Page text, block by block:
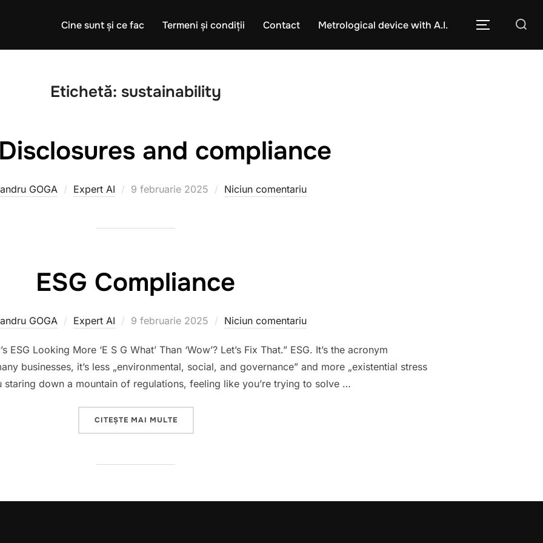
Cine sunt și ce fac Termeni și condiții Contact Metrological device with A.I.
Caută COMUTĂ
Etichetă: sustainability
and compliance
GOGA Expert AI
Publicat
9 februarie 2025 Niciun comentariu
ESG Compliance
GOGA Expert AI
Publicat
9 februarie 2025 Niciun comentariu
ESG Looking More ‘E S G What’ Than ‘Wow’? Let’s Fix That.” ESG. It’s the acronym
businesses, it’s less „environmental, social, and governance” and more „existential stress
staring down a mountain of regulations, feeling like you’re trying to solve …
CITEȘTE MAI MULTE„ESG COMPLIANCE”